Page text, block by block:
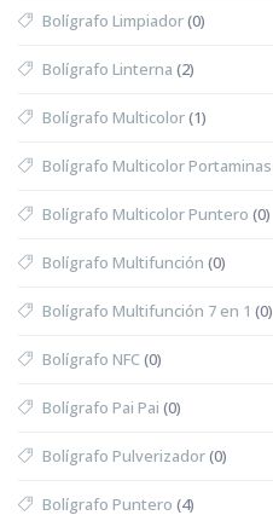
Bolígrafo Limpiador(0)
Bolígrafo Linterna (2)
Bolígrafo Multicolor(1)
Bolígrafo Multicolor Portaminas
Bolígrafo Multicolor Puntero (0)
Bolígrafo Multifunción (0)
Bolígrafo Multifunción 7 en 1 (0)
Bolígrafo NFC(0)
Bolígrafo Pai Pai (0)
Bolígrafo Pulverizador(0)
Bolígrafo Puntero (4)